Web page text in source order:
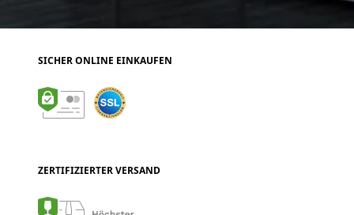
SICHER ONLINE EINKAUFEN
ZERTIFIZIERTER VERSAND